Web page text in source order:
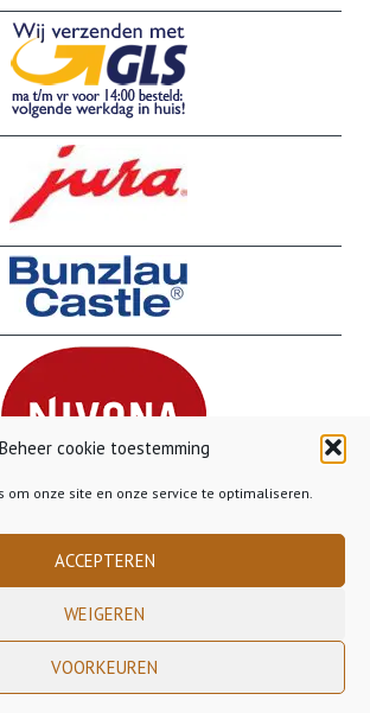
Beheer cookie toestemming
om onze site en onze service te optimaliseren.
ACCEPTEREN
WEIGEREN
VOORKEUREN
naar België vanaf €85,00